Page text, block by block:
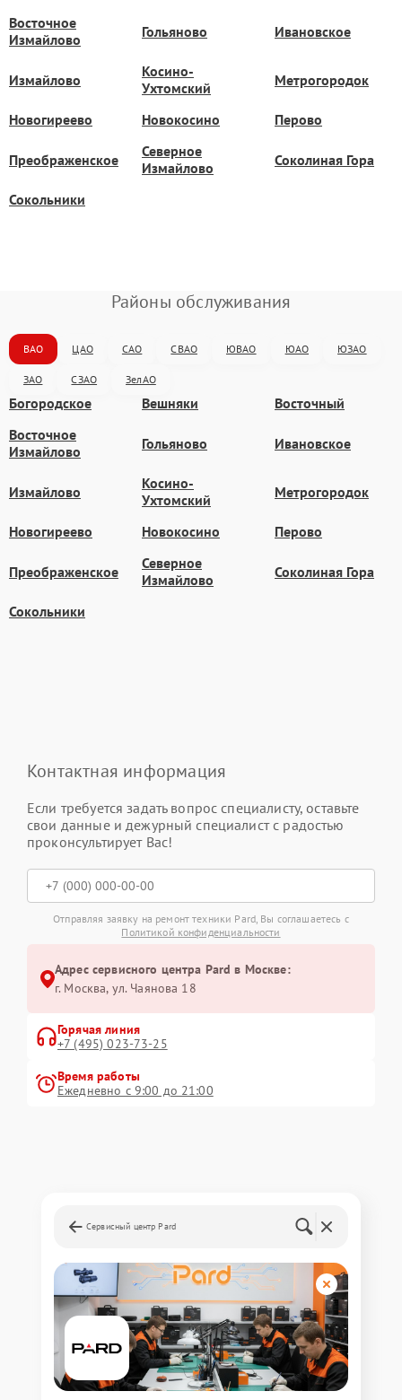
Восточное
Измайлово
Гольяново Ивановское
Измайлово
Косино-
Ухтомский
Метрогородок
Новогиреево Новокосино Перово
Преображенское
Северное
Измайлово
Соколиная Гора
Сокольники
Районы обслуживания
ВАО ЦАО САО СВАО ЮВАО ЮАО ЮЗАО
ЗАО СЗАО ЗелАО
Богородское Вешняки
Восточный
Восточное
Измайлово
Гольяново Ивановское
Измайлово
Косино-
Ухтомский
Метрогородок
Новогиреево Новокосино Перово
Преображенское
Северное
Измайлово
Соколиная Гора
Сокольники
Контактная информация
Если требуется задать вопрос специалисту, оставьте
свои данные и дежурный специалист с радостью
проконсультирует Вас!
Отправляя заявку на ремонт техники Pard, Вы соглашаетесь с
Политикой конфиденциальности
Адрес сервисного центра Pard в Москве:
г. Москва, ул. Чаянова 18
Горячая линия
+7 (495) 023-73-25
Время работы
Ежедневно с 9:00 до 21:00
Сервисный центр Pard